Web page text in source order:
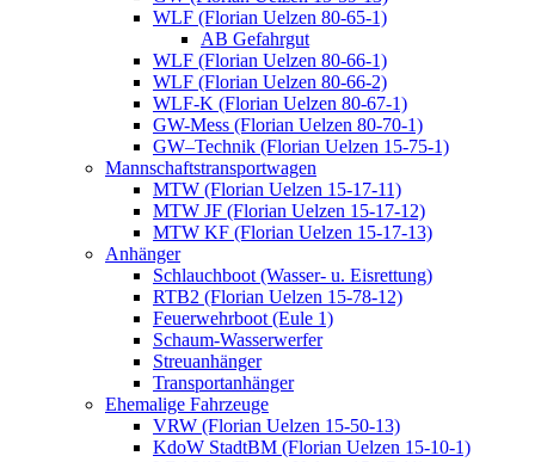
WLF (Florian Uelzen 80-65-1)
AB Gefahrgut
WLF (Florian Uelzen 80-66-1)
WLF (Florian Uelzen 80-66-2)
WLF-K (Florian Uelzen 80-67-1)
GW-Mess (Florian Uelzen 80-70-1)
GW–Technik (Florian Uelzen 15-75-1)
Mannschaftstransportwagen
MTW (Florian Uelzen 15-17-11)
MTW JF (Florian Uelzen 15-17-12)
MTW KF (Florian Uelzen 15-17-13)
Anhänger
Schlauchboot (Wasser- u. Eisrettung)
RTB2 (Florian Uelzen 15-78-12)
Feuerwehrboot (Eule 1)
Schaum-Wasserwerfer
Streuanhänger
Transportanhänger
Ehemalige Fahrzeuge
VRW (Florian Uelzen 15-50-13)
KdoW StadtBM (Florian Uelzen 15-10-1)